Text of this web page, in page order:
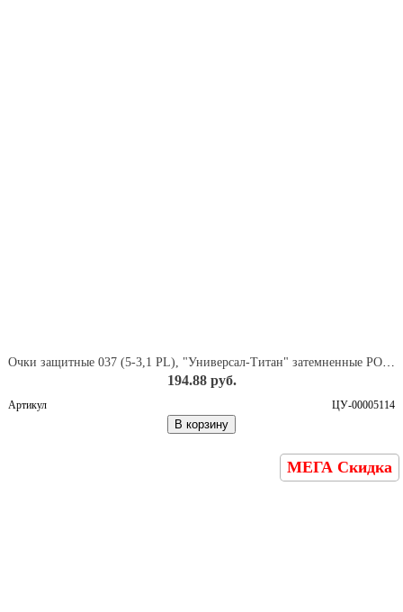
Очки защитные 037 (5-3,1 PL), "Универсал-Титан" затемненные РОСОМЗ арт. 13725
194.88 руб.
Артикул ЦУ-00005114
В корзину
МЕГА Скидка